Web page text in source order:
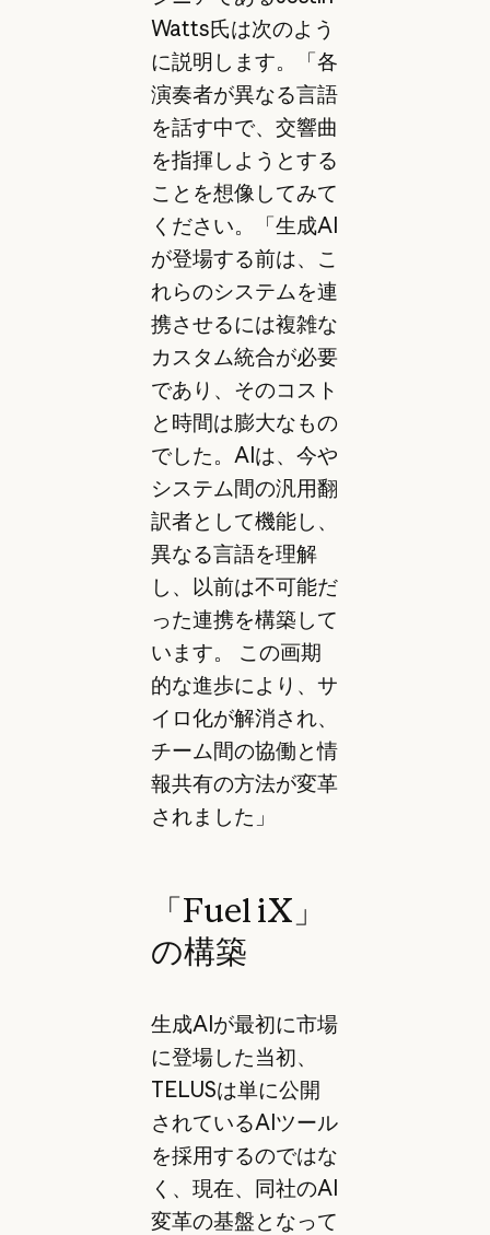
Watts氏は次のよう
に説明します。「各
演奏者が異なる言語
を話す中で、交響曲
を指揮しようとする
ことを想像してみて
ください。「生成AI
が登場する前は、こ
れらのシステムを連
携させるには複雑な
カスタム統合が必要
であり、そのコスト
と時間は膨大なもの
でした。AIは、今や
システム間の汎用翻
訳者として機能し、
異なる言語を理解
し、以前は不可能だ
った連携を構築して
います。
この画期
的な進歩により、サ
イロ化が解消され、
チーム間の協働と情
報共有の方法が変革
されました」
「Fuel iX」
の構築
生成AIが最初に市場
に登場した当初、
TELUSは単に公開
されているAIツール
を採用するのではな
く、現在、同社のAI
変革の基盤となって